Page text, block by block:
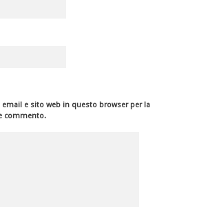
email e sito web in questo browser per la
commento.